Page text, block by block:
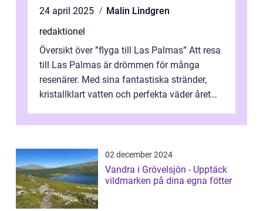
24 april 2025
Malin Lindgren
redaktionel
Översikt över ”flyga till Las Palmas” Att resa
till Las Palmas är drömmen för många
resenärer. Med sina fantastiska stränder,
kristallklart vatten och perfekta väder året
02 december 2024
Vandra i Grövelsjön - Upptäck
vildmarken på dina egna fötter